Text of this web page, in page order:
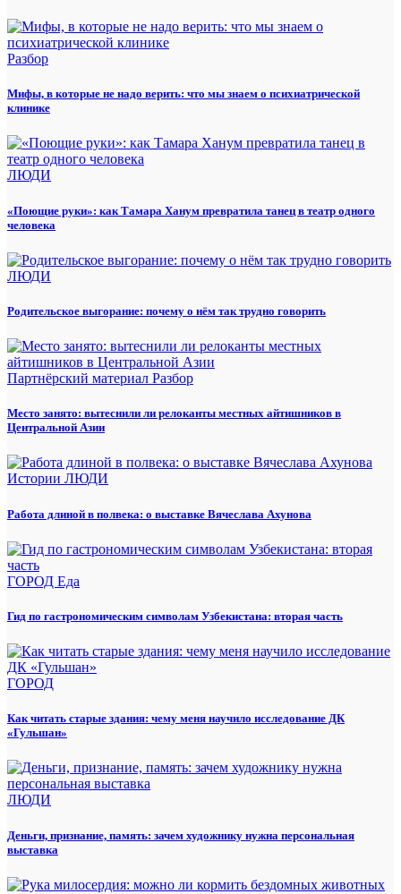
Разбор
Мифы, в которые не надо верить: что мы знаем о психиатрической
клинике
ЛЮДИ
«Поющие руки»: как Тамара Ханум превратила танец в театр одного
человека
ЛЮДИ
Родительское выгорание: почему о нём так трудно говорить
Партнёрский материал Разбор
Место занято: вытеснили ли релоканты местных айтишников в
Центральной Азии
Истории ЛЮДИ
Работа длиной в полвека: о выставке Вячеслава Ахунова
ГОРОД Еда
Гид по гастрономическим символам Узбекистана: вторая часть
ГОРОД
Как читать старые здания: чему меня научило исследование ДК
«Гульшан»
ЛЮДИ
Деньги, признание, память: зачем художнику нужна персональная
выставка